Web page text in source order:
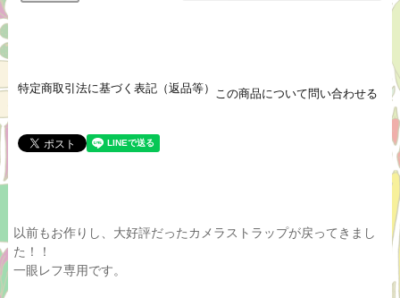
特定商取引法に基づく表記（返品等） この商品について問い合わせる
以前もお作りし、大好評だったカメラストラップが戻ってきまし
た！！
一眼レフ専用です。